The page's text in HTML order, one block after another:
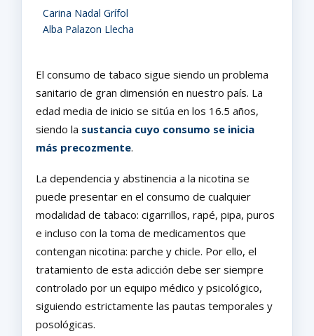
Carina Nadal Grífol
Alba Palazon Llecha
El consumo de tabaco sigue siendo un problema
sanitario de gran dimensión en nuestro país. La
edad media de inicio se sitúa en los 16.5 años,
siendo la sustancia cuyo consumo se inicia
más precozmente.
La dependencia y abstinencia a la nicotina se
puede presentar en el consumo de cualquier
modalidad de tabaco: cigarrillos, rapé, pipa, puros
e incluso con la toma de medicamentos que
contengan nicotina: parche y chicle. Por ello, el
tratamiento de esta adicción debe ser siempre
controlado por un equipo médico y psicológico,
siguiendo estrictamente las pautas temporales y
posológicas.